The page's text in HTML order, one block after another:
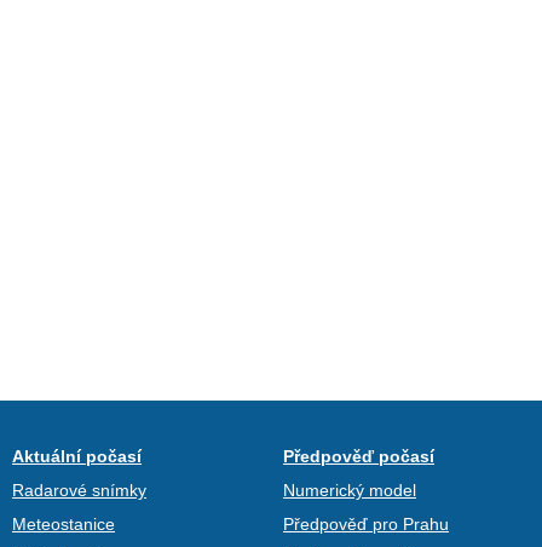
Aktuální počasí
Radarové snímky
Meteostanice
Předpověď počasí
Numerický model
Předpověď pro Prahu